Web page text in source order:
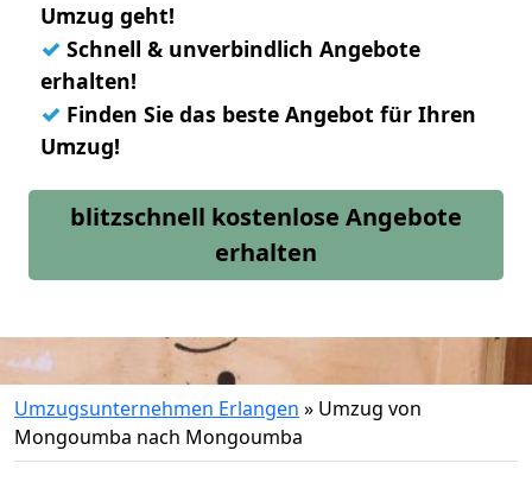
Umzug geht!
✓ Schnell & unverbindlich Angebote
erhalten!
✓ Finden Sie das beste Angebot für Ihren
Umzug!
blitzschnell kostenlose Angebote
erhalten
Umzugsunternehmen Erlangen » Umzug von
Mongoumba nach Mongoumba